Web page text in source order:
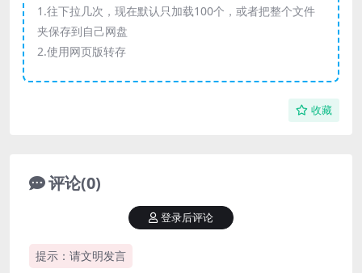
1.往下拉几次，现在默认只加载100个，或者把整个文件
夹保存到自己网盘
2.使用网页版转存
收藏
评论(0)
提示：请文明发言
登录后评论